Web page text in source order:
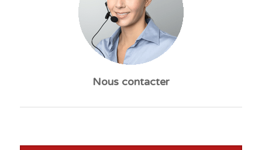
Nous contacter